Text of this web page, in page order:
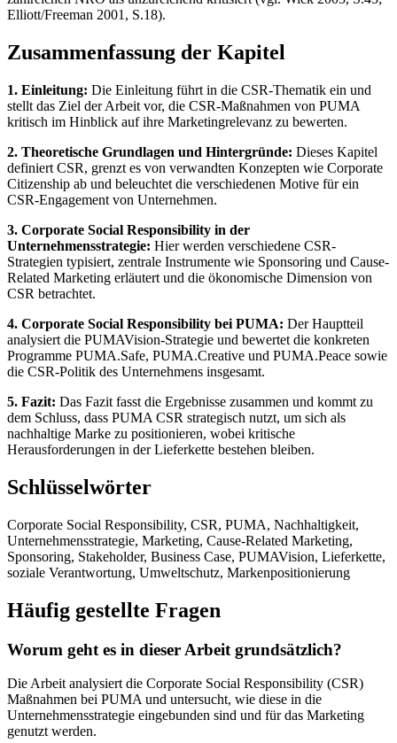
Elliott/Freeman 2001, S.18).
Zusammenfassung der Kapitel
1. Einleitung: Die Einleitung führt in die CSR-Thematik ein und
stellt das Ziel der Arbeit vor, die CSR-Maßnahmen von PUMA
kritisch im Hinblick auf ihre Marketingrelevanz zu bewerten.
2. Theoretische Grundlagen und Hintergründe: Dieses Kapitel
definiert CSR, grenzt es von verwandten Konzepten wie Corporate
Citizenship ab und beleuchtet die verschiedenen Motive für ein
CSR-Engagement von Unternehmen.
3. Corporate Social Responsibility in der
Unternehmensstrategie: Hier werden verschiedene CSR-
Strategien typisiert, zentrale Instrumente wie Sponsoring und Cause-
Related Marketing erläutert und die ökonomische Dimension von
CSR betrachtet.
4. Corporate Social Responsibility bei PUMA: Der Hauptteil
analysiert die PUMAVision-Strategie und bewertet die konkreten
Programme PUMA.Safe, PUMA.Creative und PUMA.Peace sowie
die CSR-Politik des Unternehmens insgesamt.
5. Fazit: Das Fazit fasst die Ergebnisse zusammen und kommt zu
dem Schluss, dass PUMA CSR strategisch nutzt, um sich als
nachhaltige Marke zu positionieren, wobei kritische
Herausforderungen in der Lieferkette bestehen bleiben.
Schlüsselwörter
Corporate Social Responsibility, CSR, PUMA, Nachhaltigkeit,
Unternehmensstrategie, Marketing, Cause-Related Marketing,
Sponsoring, Stakeholder, Business Case, PUMAVision, Lieferkette,
soziale Verantwortung, Umweltschutz, Markenpositionierung
Häufig gestellte Fragen
Worum geht es in dieser Arbeit grundsätzlich?
Die Arbeit analysiert die Corporate Social Responsibility (CSR)
Maßnahmen bei PUMA und untersucht, wie diese in die
Unternehmensstrategie eingebunden sind und für das Marketing
genutzt werden.